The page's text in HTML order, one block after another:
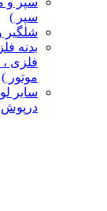
سپر )
بدنه
فلزی ،
موتور )
سایر
درپوش